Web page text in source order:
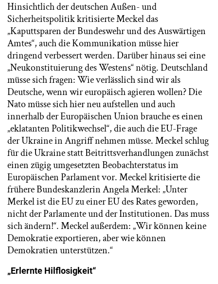
Hinsichtlich der deutschen Außen- und
Sicherheitspolitik kritisierte Meckel das
„Kaputtsparen der Bundeswehr und des Auswärtigen
Amtes“, auch die Kommunikation müsse hier
dringend verbessert werden. Darüber hinaus sei eine
„Neukonstituierung des Westens“ nötig. Deutschland
müsse sich fragen: Wie verlässlich sind wir als
Deutsche, wenn wir europäisch agieren wollen? Die
Nato müsse sich hier neu aufstellen und auch
innerhalb der Europäischen Union brauche es einen
„eklatanten Politikwechsel“, die auch die EU-Frage
der Ukraine in Angriff nehmen müsse. Meckel schlug
für die Ukraine statt Beitrittsverhandlungen zunächst
einen zügig umgesetzten Beobachterstatus im
Europäischen Parlament vor. Meckel kritisierte die
frühere Bundeskanzlerin Angela Merkel: „Unter
Merkel ist die EU zu einer EU des Rates geworden,
nicht der Parlamente und der Institutionen. Das muss
sich ändern!“. Meckel außerdem: „Wir können keine
Demokratie exportieren, aber wie können
Demokratien unterstützen.“
„Erlernte Hilflosigkeit“